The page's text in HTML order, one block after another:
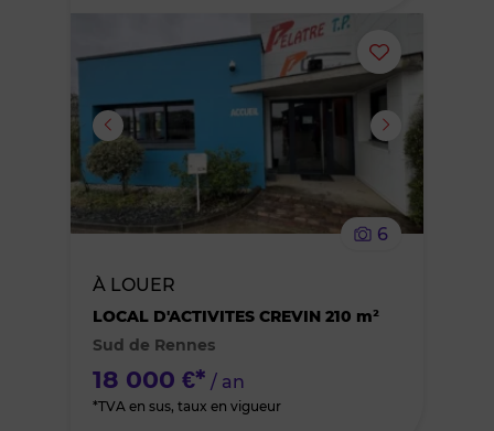
Ajouter
ou
supprimer
le
6
À LOUER
LOCAL D'ACTIVITES CREVIN 210 m²
Sud de Rennes
18 000 €* / an
*TVA en sus, taux en vigueur